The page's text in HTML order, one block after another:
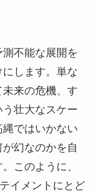
測不能な展開を
します。単な
来の危機、す
う壮大なスケー
ではいかない
幻なのかを自
このように、
イメントにとど